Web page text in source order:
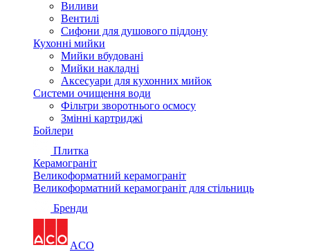
Виливи
Вентилі
Сифони для душового піддону
Кухонні мийки
Мийки вбудовані
Мийки накладні
Аксесуари для кухонних мийок
Системи очищення води
Фільтри зворотнього осмосу
Змінні картриджі
Бойлери
Плитка
Керамограніт
Великоформатний керамограніт
Великоформатний керамограніт для стільниць
Бренди
ACO